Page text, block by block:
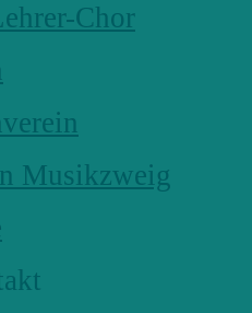
Chor
Musikzweig